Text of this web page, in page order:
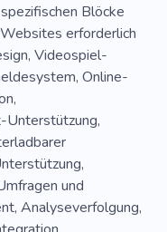
Blöcke
erforderlich
Videospiel-
Online-
Unterstützung,
und
Analyseverfolgung,